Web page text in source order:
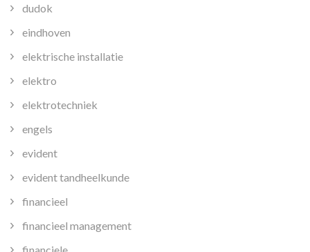
dudok
eindhoven
elektrische installatie
elektro
elektrotechniek
engels
evident
evident tandheelkunde
financieel
financieel management
financiele